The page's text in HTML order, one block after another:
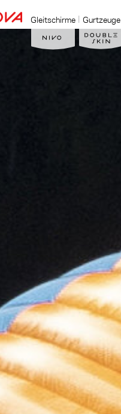
Gleitschirme Gurtzeuge